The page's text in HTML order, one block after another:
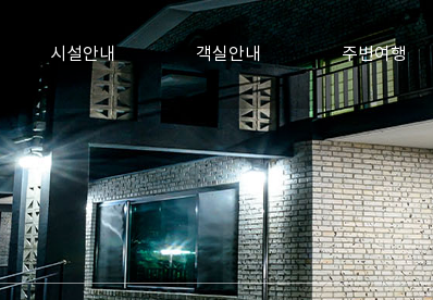
시설안내 객실안내 주변여행